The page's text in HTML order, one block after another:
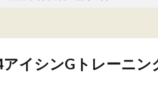
イシンGトレーニン